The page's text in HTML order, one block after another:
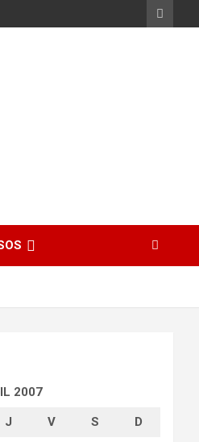
2007
J V S D